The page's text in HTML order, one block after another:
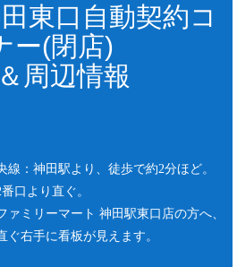
東口自動契約コ
ー(閉店)
周辺情報
線：神田駅より、徒歩で約2分ほど。
口より直ぐ。
ァミリーマート 神田駅東口店の方へ、
右手に看板が見えます。